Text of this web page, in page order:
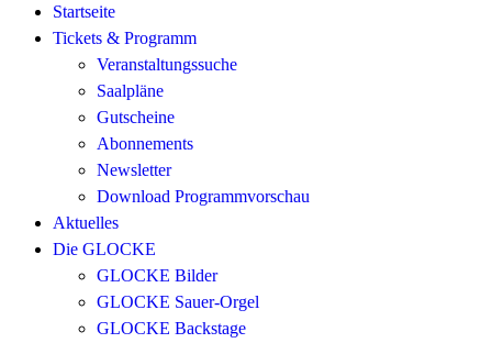
Startseite
Tickets & Programm
Veranstaltungssuche
Saalpläne
Gutscheine
Abonnements
Newsletter
Download Programmvorschau
Aktuelles
Die GLOCKE
GLOCKE Bilder
GLOCKE Sauer-Orgel
GLOCKE Backstage